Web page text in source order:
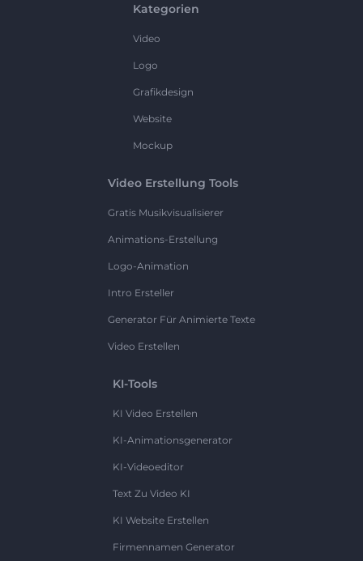
Kategorien
Video
Logo
Grafikdesign
Website
Mockup
Video Erstellung Tools
Gratis Musikvisualisierer
Animations-Erstellung
Logo-Animation
Intro Ersteller
Generator Für Animierte Texte
Video Erstellen
KI-Tools
KI Video Erstellen
KI-Animationsgenerator
KI-Videoeditor
Text Zu Video KI
KI Website Erstellen
Firmennamen Generator